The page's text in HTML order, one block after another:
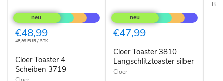
Toaster
4
Scheiben
3719
€48,99
48,99 EUR / STK
Cloer Toaster 4
Scheiben 3719
Toaster
3810
Langschlitztoaster
silber
€47,99
Cloer Toaster 3810
Langschlitztoaster silber
Cloer